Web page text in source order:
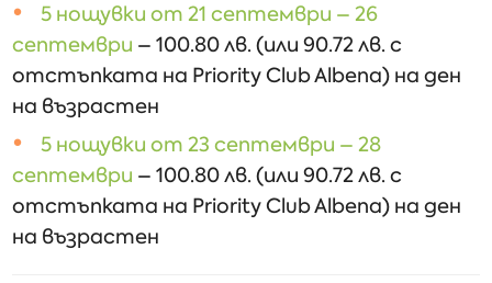
5 нощувки от 21 септември – 26
септември – 100.80 лв. (или 90.72 лв. с
отстъпката на Priority Club Albena) на ден
на възрастен
5 нощувки от 23 септември – 28
септември – 100.80 лв. (или 90.72 лв. с
отстъпката на Priority Club Albena) на ден
на възрастен